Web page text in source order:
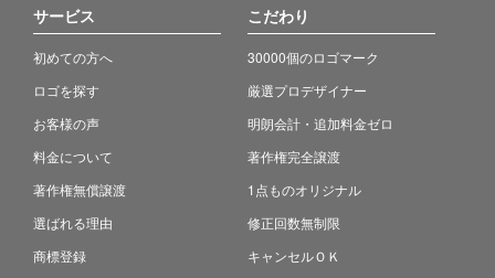
サービス
初めての方へ
ロゴを探す
お客様の声
料金について
著作権無償譲渡
選ばれる理由
商標登録
こだわり
30000個のロゴマーク
厳選プロデザイナー
明朗会計・追加料金ゼロ
著作権完全譲渡
1点ものオリジナル
修正回数無制限
キャンセルＯＫ